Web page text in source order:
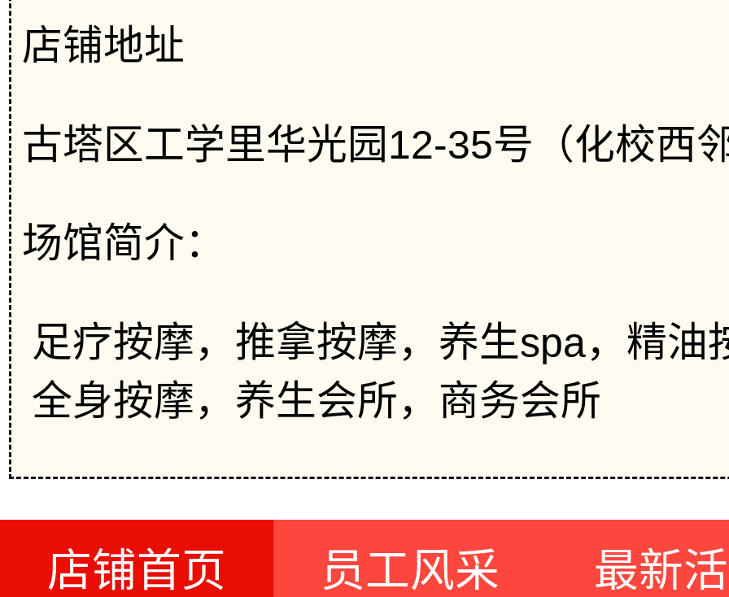
店铺地址
古塔区工学里华光园12-35号（化校西
场馆简介：
足疗按摩，推拿按摩，养生spa，精油
全身按摩，养生会所，商务会所
店铺首页 员工风采 最新